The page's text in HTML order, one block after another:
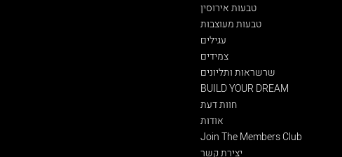
טבעות אירוסין
טבעות מעוצבות
עגילים
צמידים
שרשראות ותליונים
BUILD YOUR DREAM
חוות דעת
אודות
Join The Members Club
יצירת קשר